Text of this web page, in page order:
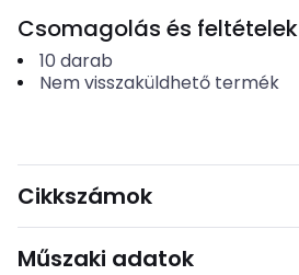
Csomagolás és feltételek
10 darab
Nem visszaküldhető termék
Cikkszámok
Műszaki adatok